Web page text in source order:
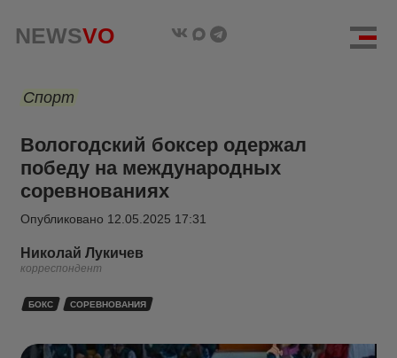
NEWSVO
Спорт
Вологодский боксер одержал
победу на международных
соревнованиях
Опубликовано 12.05.2025 17:31
Николай Лукичев
корреспондент
БОКС СОРЕВНОВАНИЯ